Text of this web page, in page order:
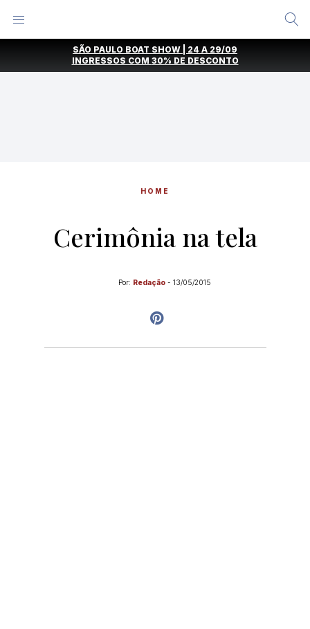
SÃO PAULO BOAT SHOW | 24 A 29/09
INGRESSOS COM 30% DE DESCONTO
HOME
Cerimônia na tela
Por: Redação - 13/05/2015